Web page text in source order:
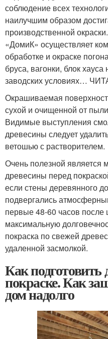
соблюдение всех
наилучшим образом
производственной
«ДомиК» осуществляет
обработке и окраске
бруса, вагонки, блок
заводских условиях…
Окрашиваемая
сухой и очищенной от
Видимые выступления
древесины следует
ветошью с растворителем.
Очень полезной является
древесины перед
если стены деревянного
подвергались
первые 48-60 часов
максимальную
покраска по свежей
удаленной засмолкой.
Как
покраске. Как
дом надолго